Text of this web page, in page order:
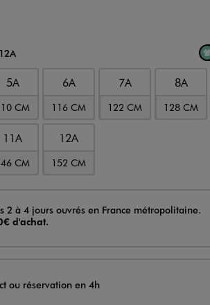
5A
CM
6A
116 CM
7A
122 CM
8A
128 CM
11A
CM
12A
152 CM
2 à 4 jours ouvrés en France métropolitaine.
d'achat.
ou réservation en 4h